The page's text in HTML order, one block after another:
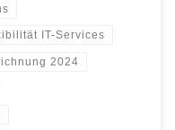
IT-Services
2024